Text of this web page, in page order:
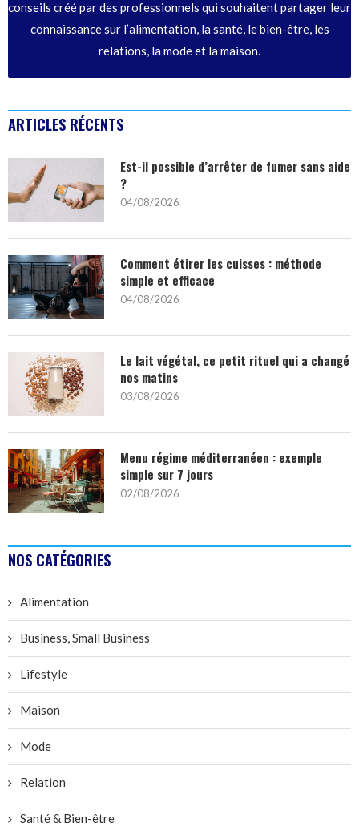
conseils créé par des professionnels qui souhaitent partager leur
connaissance sur l’alimentation, la santé, le bien-être, les
relations, la mode et la maison.
ARTICLES RÉCENTS
Est-il possible d’arrêter de fumer sans aide
?
04/08/2026
Comment étirer les cuisses : méthode
simple et efficace
04/08/2026
Le lait végétal, ce petit rituel qui a changé
nos matins
03/08/2026
Menu régime méditerranéen : exemple
simple sur 7 jours
02/08/2026
NOS CATÉGORIES
Alimentation
Business, Small Business
Lifestyle
Maison
Mode
Relation
Santé & Bien-être